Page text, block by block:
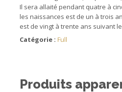
Il sera allaité pendant quatre à
les naissances est de un à trois
est de vingt à trente ans suivant
Catégorie : Full
Produits